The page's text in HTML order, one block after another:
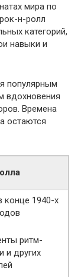
мира по
н-ролл
категорий,
навыки и
популярным
вдохновения
Времена
остаются
1940-х
ритм-
и других